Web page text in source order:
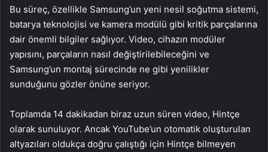
Bu süreç, özellikle Samsung’un yeni nesil soğutma sistemi,
batarya teknolojisi ve kamera modülü gibi kritik parçalarına
dair önemli bilgiler sağlıyor. Video, cihazın modüler
yapısını, parçaların nasıl değiştirilebileceğini ve
Samsung’un montaj sürecinde ne gibi yenilikler
sunduğunu gözler önüne seriyor.
Toplamda 14 dakikadan biraz uzun süren video, Hintçe
olarak sunuluyor. Ancak YouTube’un otomatik oluşturulan
altyazıları oldukça doğru çalıştığı için Hintçe bilmeyen